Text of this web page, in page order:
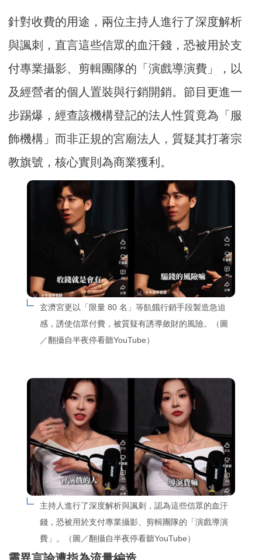
針對收費的用途，兩位主持人進行了深度解析
與諷刺，直言這些信眾的血汗錢，恐被用於支
付專業攝影、剪輯團隊的「演戲導演費」，以
及經營者的個人置裝與行銷開銷。節目更進一
步踢爆，經查該機構登記的法人性質竟為「服
飾機構」而非正規的宮廟法人，質疑其打著宗
教旗號，核心實則為商業獲利。
玄濟宮更以「限量 80 名」等飢餓行銷手段製造急迫
感，誘使信眾付費，被質疑有誘導斂財的風險。（圖
／翻攝自半夜停看聽YouTube）
主持人進行了深度解析與諷刺，認為這些信眾的血汗
錢，恐被用於支付專業攝影、剪輯團隊的「演戲導演
費」。（圖／翻攝自半夜停看聽YouTube）